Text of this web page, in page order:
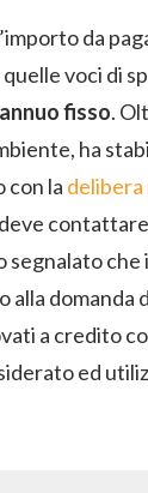
da
voci di
fisso.
ha
con la
che
domanda
a credito
ed